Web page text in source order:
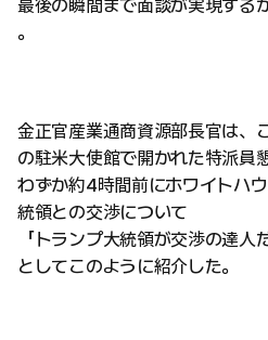
最後の瞬間まで面談が実現する
。
金正官産業通商資源部長官は、
の駐米大使館で開かれた特派員
わずか約4時間前にホワイトハ
統領との交渉について
「トランプ大統領が交渉の達人
としてこのように紹介した。